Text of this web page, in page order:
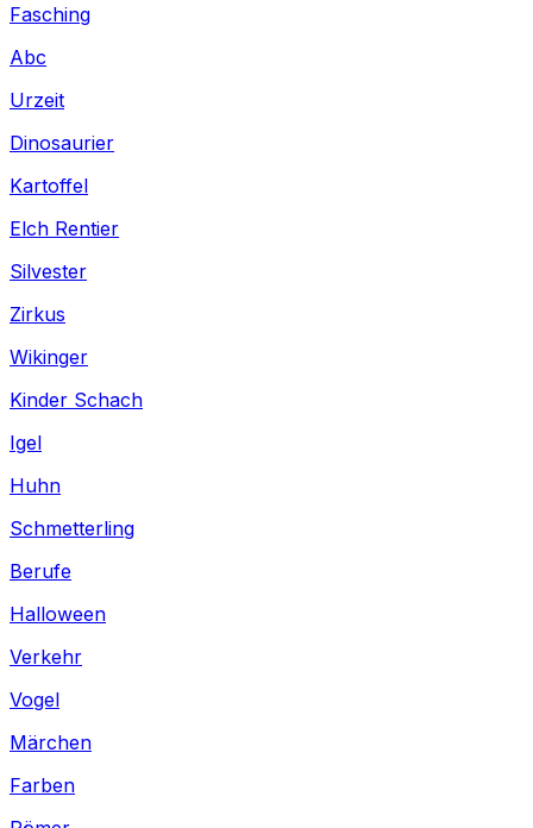
Fasching
Abc
Urzeit
Dinosaurier
Kartoffel
Elch Rentier
Silvester
Zirkus
Wikinger
Kinder Schach
Igel
Huhn
Schmetterling
Berufe
Halloween
Verkehr
Vogel
Märchen
Farben